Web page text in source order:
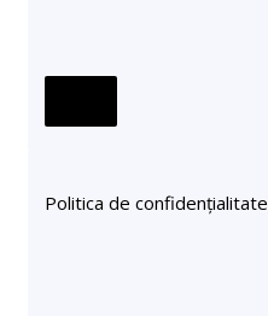
Politica de confidențialitate